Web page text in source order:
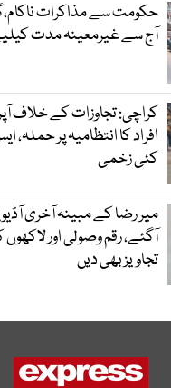
حکومت سے مذاکرات
آج سے غیرمعینہ مدت
کراچی: تجاوزات کے خلاف
افراد کا انتظامیہ پر حملہ،
کئی زخمی
میر رضا کے مبینہ آخری
آگئے، رقم وصولی اور
تجاویز بھی دیں